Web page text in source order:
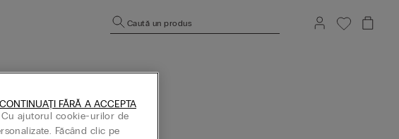
Caută un produs
ajutorul cookie-urilor de
Făcând clic pe
CONTINUAȚI FĂRĂ A ACCEPTA